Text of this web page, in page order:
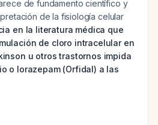
de fundamento científico y
de la fisiología celular
en la literatura médica que
de cloro intracelular en
u otros trastornos impida
o lorazepam (Orfidal) a las